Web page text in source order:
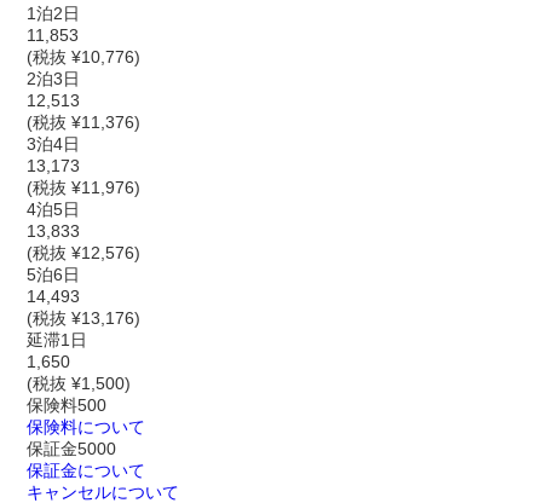
1泊2日
11,853
(税抜 ¥10,776)
2泊3日
12,513
(税抜 ¥11,376)
3泊4日
13,173
(税抜 ¥11,976)
4泊5日
13,833
(税抜 ¥12,576)
5泊6日
14,493
(税抜 ¥13,176)
延滞1日
1,650
(税抜 ¥1,500)
保険料500
保険料について
保証金5000
保証金について
キャンセルについて